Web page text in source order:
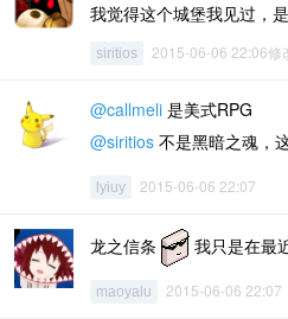
我觉得这个城堡我见过，
siritios 2015-06-06 22:06修
@callmeli 是美式RPG
@siritios 不是黑暗之魂，
lyiuy 2015-06-06 22:07
龙之信条 我只是在最
maoyalu 2015-06-06 22:07